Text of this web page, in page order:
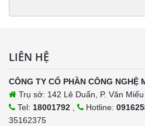
LIÊN HỆ
CÔNG TY CỔ PHẦN CÔNG NGHỆ
Trụ sở: 142 Lê Duẩn, P. Văn
Tel: 18001792 , Hotline:
35162375